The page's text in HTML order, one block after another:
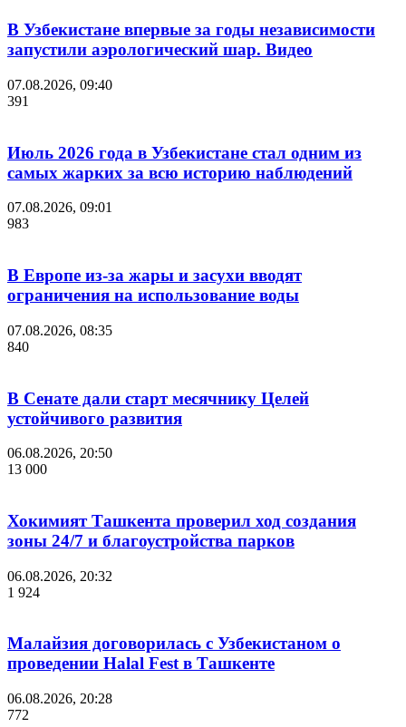
В Узбекистане впервые за годы независимости
запустили аэрологический шар. Видео
07.08.2026, 09:40
391
Июль 2026 года в Узбекистане стал одним из
самых жарких за всю историю наблюдений
07.08.2026, 09:01
983
В Европе из-за жары и засухи вводят
ограничения на использование воды
07.08.2026, 08:35
840
В Сенате дали старт месячнику Целей
устойчивого развития
06.08.2026, 20:50
13 000
Хокимият Ташкента проверил ход создания
зоны 24/7 и благоустройства парков
06.08.2026, 20:32
1 924
Малайзия договорилась с Узбекистаном о
проведении Halal Fest в Ташкенте
06.08.2026, 20:28
772